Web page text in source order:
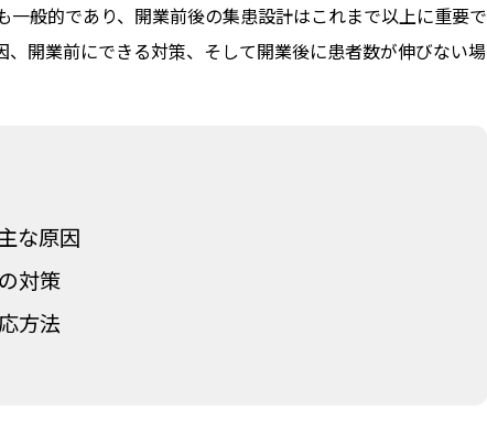
般的であり、開業前後の集患設計はこれまで以上に重要で
開業前にできる対策、そして開業後に患者数が伸びない場
な原因
対策
方法